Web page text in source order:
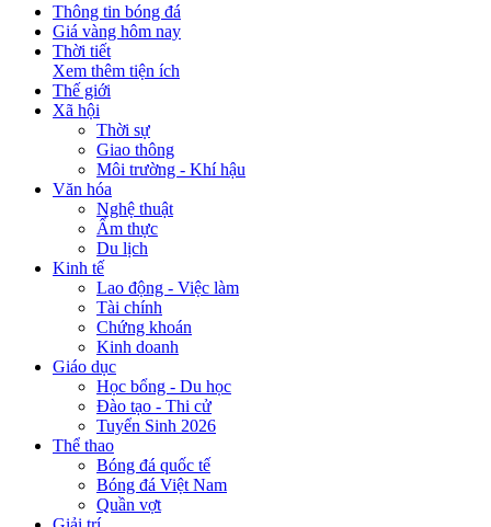
Thông tin bóng đá
Giá vàng hôm nay
Thời tiết
Xem thêm tiện ích
Thế giới
Xã hội
Thời sự
Giao thông
Môi trường - Khí hậu
Văn hóa
Nghệ thuật
Ẩm thực
Du lịch
Kinh tế
Lao động - Việc làm
Tài chính
Chứng khoán
Kinh doanh
Giáo dục
Học bổng - Du học
Đào tạo - Thi cử
Tuyển Sinh 2026
Thể thao
Bóng đá quốc tế
Bóng đá Việt Nam
Quần vợt